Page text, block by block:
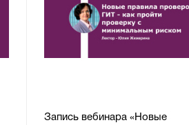
Запись вебинара «Новые